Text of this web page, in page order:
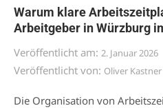
Warum klare
Arbeitgeber in Würzburg
Veröffentlicht am: 2. Januar 2026
Veröffentlicht von: Oliver Kastner
Die Organisation von